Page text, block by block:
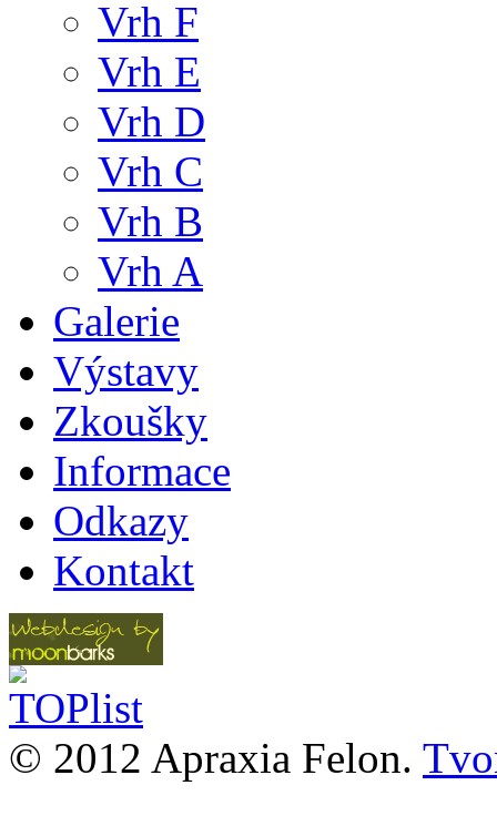
Vrh F
Vrh E
Vrh D
Vrh C
Vrh B
Vrh A
Galerie
Výstavy
Zkoušky
Informace
Odkazy
Kontakt
© 2012 Apraxia Felon.